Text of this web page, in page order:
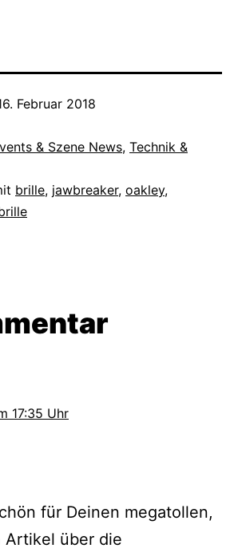
Februar 2018
& Szene News, Technik &
brille, jawbreaker, oakley,
17:35 Uhr
für Deinen megatollen,
über die